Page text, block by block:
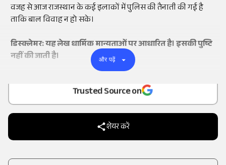
Add
as a
Trusted Source on
शेयर करें
वजह से आज राजस्थान के कई इलाकों में पुलिस की तैनाती की गई है
ताकि बाल विवाह न हो सके।
डिस्क्लेमर: यह लेख धार्मिक मान्यताओं पर आधारित है। इसकी पुष्टि
नहीं की जाती है।
और पढ़ें